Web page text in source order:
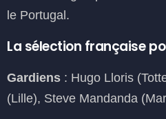
le Portugal.
La sélection française
Gardiens : Hugo Lloris
(Lille), Steve Mandanda